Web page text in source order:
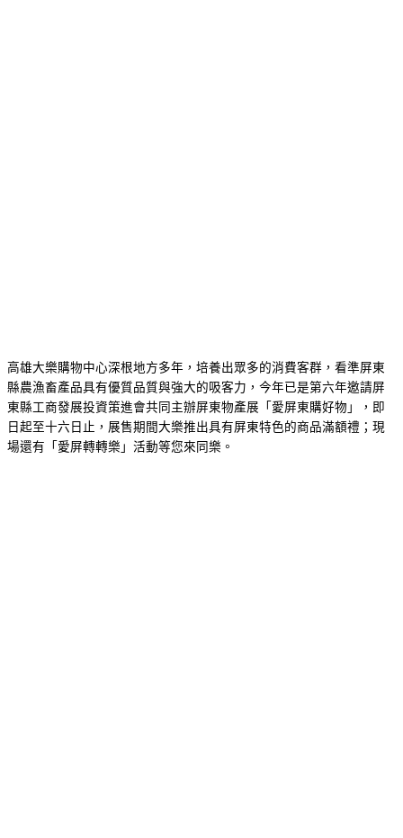
高雄大樂購物中心深根地方多年，培養出眾多的消費客群，看準屏東
縣農漁畜產品具有優質品質與強大的吸客力，今年已是第六年邀請屏
東縣工商發展投資策進會共同主辦屏東物產展「愛屏東購好物」，即
日起至十六日止，展售期間大樂推出具有屏東特色的商品滿額禮；現
場還有「愛屏轉轉樂」活動等您來同樂。